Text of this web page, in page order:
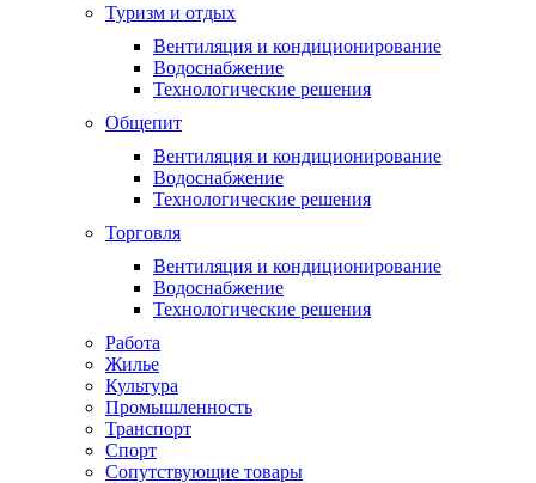
Туризм и отдых
Вентиляция и кондиционирование
Водоснабжение
Технологические решения
Общепит
Вентиляция и кондиционирование
Водоснабжение
Технологические решения
Торговля
Вентиляция и кондиционирование
Водоснабжение
Технологические решения
Работа
Жилье
Культура
Промышленность
Транспорт
Спорт
Сопутствующие товары